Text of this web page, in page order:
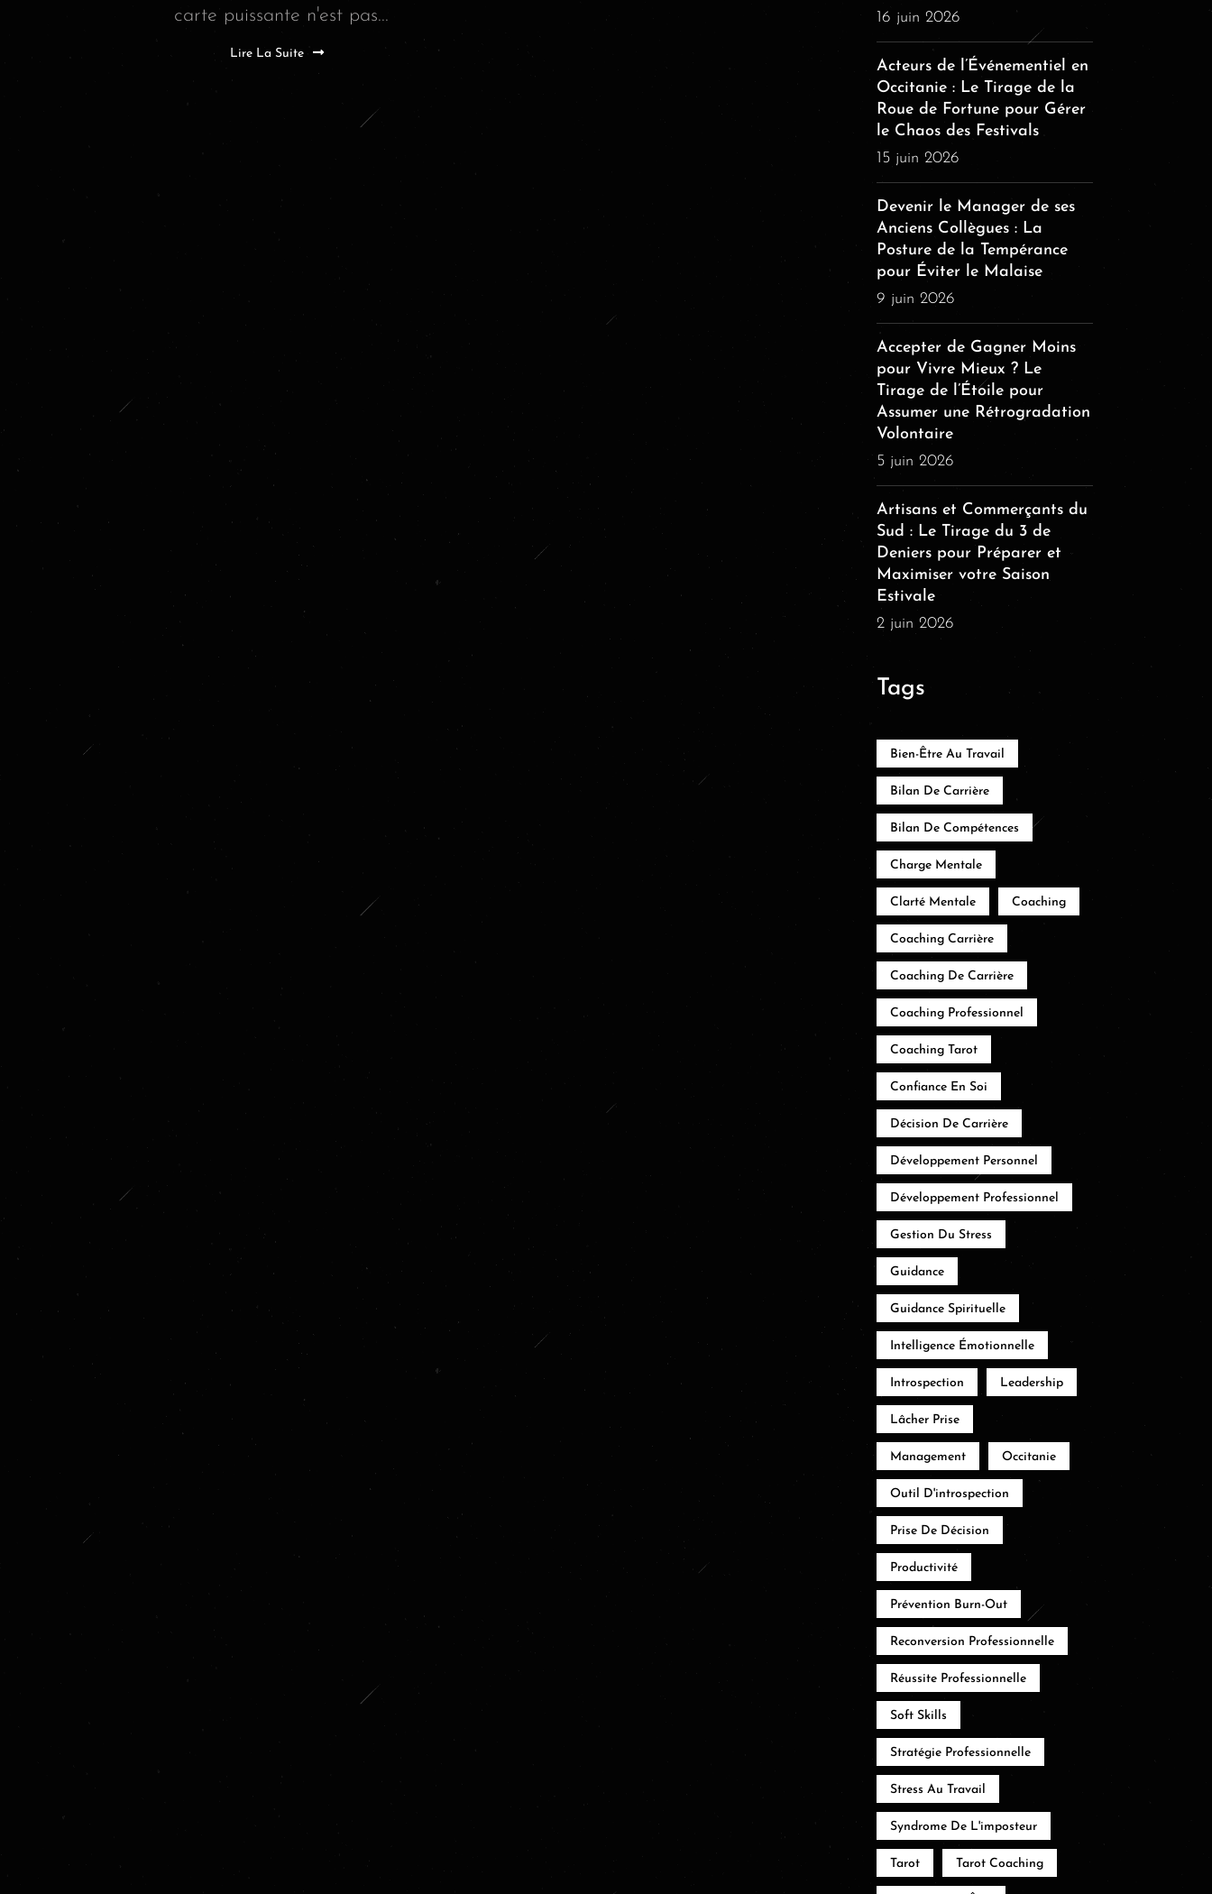
carte puissante n'est pas...
Lire La Suite
16 juin 2026
Acteurs de l’Événementiel en
Occitanie : Le Tirage de la
Roue de Fortune pour Gérer
le Chaos des Festivals
15 juin 2026
Devenir le Manager de ses
Anciens Collègues : La
Posture de la Tempérance
pour Éviter le Malaise
9 juin 2026
Accepter de Gagner Moins
pour Vivre Mieux ? Le
Tirage de l’Étoile pour
Assumer une Rétrogradation
Volontaire
5 juin 2026
Artisans et Commerçants du
Sud : Le Tirage du 3 de
Deniers pour Préparer et
Maximiser votre Saison
Estivale
2 juin 2026
Tags
Bien-Être Au Travail
Bilan De Carrière
Bilan De Compétences
Charge Mentale
Clarté Mentale Coaching
Coaching Carrière
Coaching De Carrière
Coaching Professionnel
Coaching Tarot
Confiance En Soi
Décision De Carrière
Développement Personnel
Développement Professionnel
Gestion Du Stress
Guidance
Guidance Spirituelle
Intelligence Émotionnelle
Introspection Leadership
Lâcher Prise
Management Occitanie
Outil D'introspection
Prise De Décision
Productivité
Prévention Burn-Out
Reconversion Professionnelle
Réussite Professionnelle
Soft Skills
Stratégie Professionnelle
Stress Au Travail
Syndrome De L'imposteur
Tarot Tarot Coaching